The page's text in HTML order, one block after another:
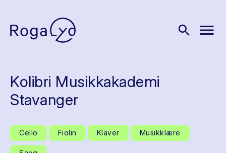
search menu
Kolibri Musikkakademi
Stavanger
Cello Fiolin Klaver Musikklære